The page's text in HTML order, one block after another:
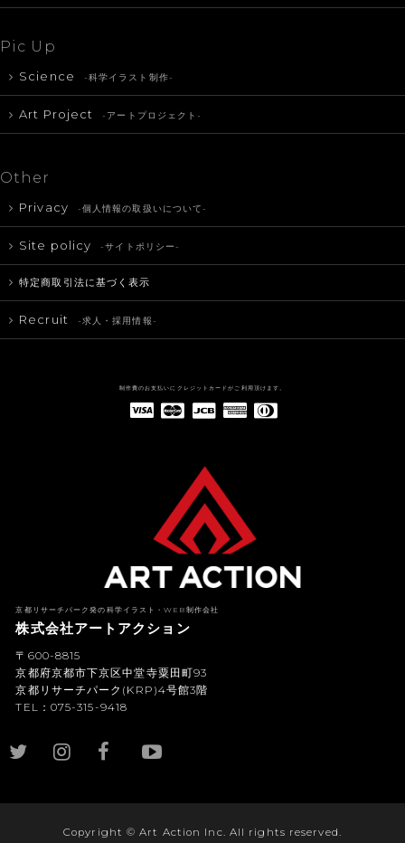
Pic Up
Science -科学イラスト制作-
Art Project -アートプロジェクト-
Other
Privacy -個人情報の取扱いについて-
Site policy -サイトポリシー-
特定商取引法に基づく表示
Recruit -求人・採用情報-
制作費のお支払いにクレジットカードがご利用頂けます。
京都リサーチパーク発の科学イラスト・WEB制作会社
株式会社アートアクション
〒600-8815
京都府京都市下京区中堂寺粟田町93
京都リサーチパーク(KRP)4号館3階
TEL：075-315-9418
Copyright © Art Action Inc. All rights reserved.